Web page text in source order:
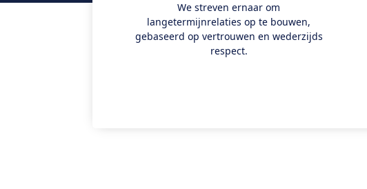
We streven ernaar om
langetermijnrelaties op te bouwen,
gebaseerd op vertrouwen en wederzijds
respect.